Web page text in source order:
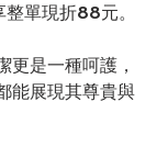
單現折88元。
更是一種呵護，
能展現其尊貴與